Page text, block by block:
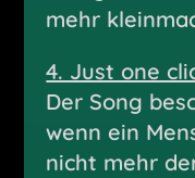
mehr
4. Just one
Der Song
wenn ein
nicht mehr